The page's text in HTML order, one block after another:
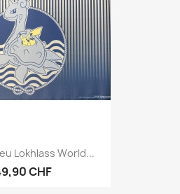
Lokhlass World...
CHF